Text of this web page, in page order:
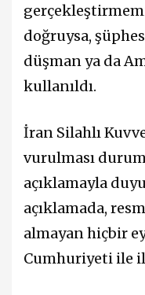
doğruysa,
düşman ya da
kullanıldı.
İran Silahlı
vurulması
açıklamayla
açıklamada,
almayan hiçbir
Cumhuriyeti ile